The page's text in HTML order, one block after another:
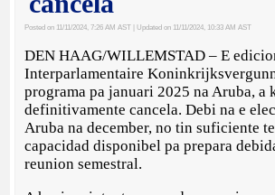
Posted on 11/11/2024, 7:26 AM AST | Updated on 11/11/2024, 10:33 AM AST
DEN HAAG/WILLEMSTAD – E
Interparlamentaire
programa pa januari 2025 na Aruba, a
definitivamente cancela. Debi na e
Aruba na december, no tin suficiente
capacidad disponibel pa prepara
reunion semestral.